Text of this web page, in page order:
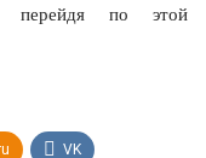
по этой
VK